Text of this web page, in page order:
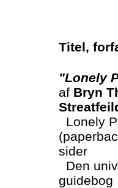
Titel,
"Lonely
af Bryn
Lonely
sider
Den
guidebog